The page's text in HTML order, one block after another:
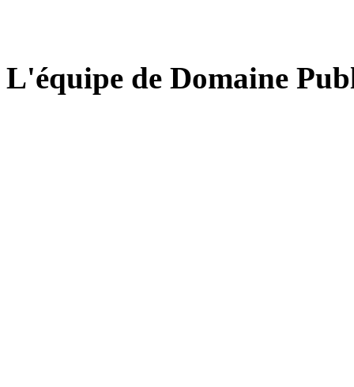
L'équipe de Domaine